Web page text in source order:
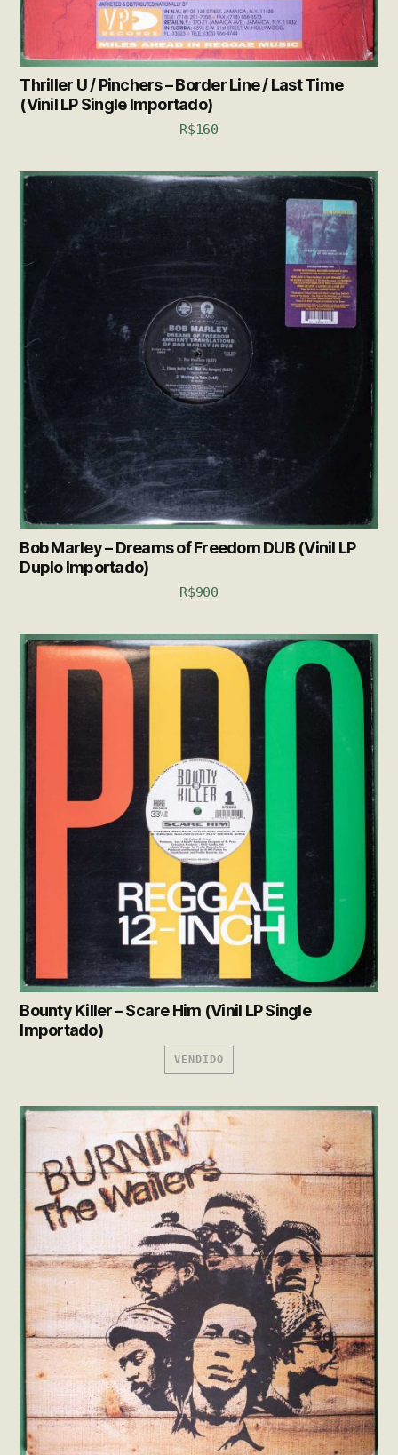
Thriller U / Pinchers – Border Line / Last Time
(Vinil LP Single Importado)
R$160
Bob Marley – Dreams of Freedom DUB (Vinil LP
Duplo Importado)
R$900
Bounty Killer – Scare Him (Vinil LP Single
Importado)
VENDIDO